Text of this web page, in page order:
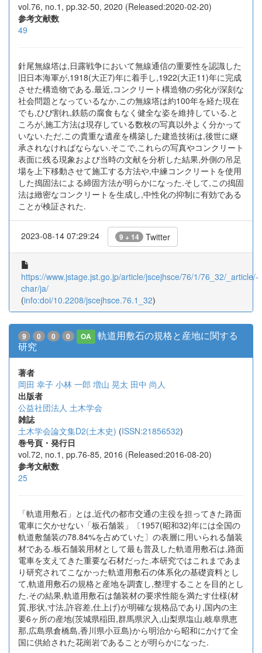
vol.76, no.1, pp.32-50, 2020 (Released:2020-02-20)
参考文献数
49
針尾無線塔は,日露戦争において無線通信の重要性を認識した
旧日本海軍が,1918(大正7)年に着手し,1922(大正11)年に完成
させた構造物である.最近,コンクリート構造物の劣化が深刻な
社会問題となっているなか,この無線塔は約100年を経た現在
でも,ひび割れ,鉄筋の腐食もなく健全な姿を維持している.と
ころが,施工方法は現存している数枚の写真以外よく分かって
いない.ただ,この貴重な遺産を構築した建造技術は,後世に継
承されなければならない.そこで,これらの写真やコンクリート
表面に残る現象および当時の文献を分析した結果,外側の吊足
場を上下移動させて施工する方法や,中練コンクリートを使用
した搗固法による締固方法が明らかになった.そして,この搗固
法は緻密なコンクリートを生成し,中性化の抑制に有効である
ことが検証された.
2023-08-14 07:29:24 9 + 14 Twitter
https://www.jstage.jst.go.jp/article/jscejhsce/76/1/76_32/_article/-
char/ja/
(info:doi/10.2208/jscejhsce.76.1_32)
9 0 0 0 OA
軌道用敷石の規格と産地に関する
研究
著者
岡田 幸子 小林 一郎 増山 晃太 田中 尚人
出版者
公益社団法人 土木学会
雑誌
土木学会論文集D2(土木史) (ISSN:21856532)
巻号頁・発行日
vol.72, no.1, pp.76-85, 2016 (Released:2016-08-20)
参考文献数
25
「軌道用敷石」とは,近代の都市交通の主役を担ってきた路面
電車に欠かせない「板石舗装」〔1957(昭和32)年には全国の
軌道敷舗装の78.84%を占めていた〕の表層に用いられる舗装
材である.板石舗装用材として最も普及した軌道用敷石は,路面
電車を支えてきた重要な石材だった.本研究ではこれまであま
り研究されてこなかった軌道用敷石の体系化の基礎資料とし
て,軌道用敷石の規格と産地を調査し,整理することを目的とし
た.その結果,軌道用敷石は舗装材の要求性能を満たす仕様(材
質,形状,寸法,許容差,仕上げ)が明確な規格品であり,国内の主
要6ヶ所の産地(茨城県稲田,群馬県沢入,山梨県塩山,岐阜県恵
那,広島県倉橋島,香川県小豆島)から明治から昭和にかけて全
国に供給された花崗岩であることが明らかになった.